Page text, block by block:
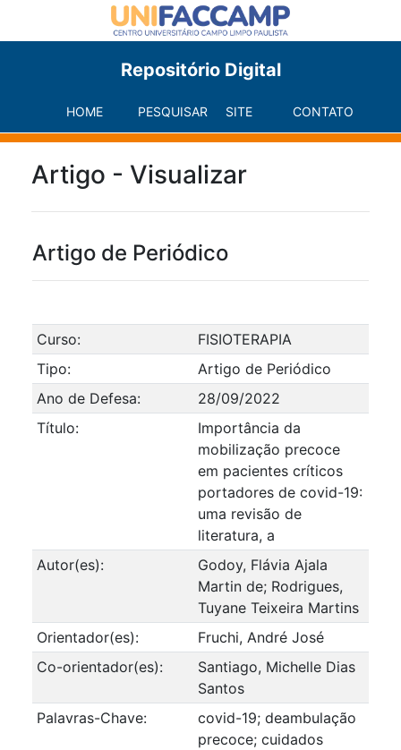
Repositório Digital
HOME PESQUISAR SITE CONTATO
Artigo - Visualizar
Artigo de Periódico
Curso:
FISIOTERAPIA
Tipo:
Artigo de Periódico
Ano de Defesa:
28/09/2022
Título:
Importância da
mobilização precoce
em pacientes críticos
portadores de covid-19:
uma revisão de
literatura, a
Autor(es):
Godoy, Flávia Ajala
Martin de; Rodrigues,
Tuyane Teixeira Martins
Orientador(es):
Fruchi, André José
Co-orientador(es):
Santiago, Michelle Dias
Santos
Palavras-Chave:
covid-19; deambulação
precoce; cuidados